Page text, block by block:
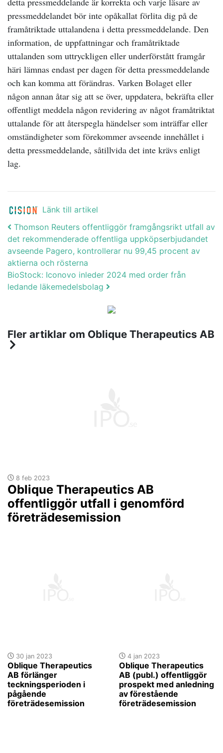
pressmeddelandet bör inte opåkallat förlita dig på de
framåtriktade uttalandena i detta pressmeddelande. Den
information, de uppfattningar och framåtriktade
uttalanden som uttryckligen eller underförstått framgår
häri lämnas endast per dagen för detta pressmeddelande
och kan komma att förändras. Varken Bolaget eller
någon annan åtar sig att se över, uppdatera, bekräfta eller
offentligt meddela någon revidering av något framåtriktat
uttalande för att återspegla händelser som inträffar eller
omständigheter som förekommer avseende innehållet i
detta pressmeddelande, såtillvida det inte krävs enligt
lag.
Länk till artikel
Post navigation
Thomson Reuters offentliggör framgångsrikt utfall av
det rekommenderade offentliga uppköpserbjudandet
avseende Pagero, kontrollerar nu 99,45 procent av
aktierna och rösterna
BioStock: Iconovo inleder 2024 med order från
ledande läkemedelsbolag
Fler artiklar om Oblique Therapeutics AB
8 feb 2023
Oblique Therapeutics AB
offentliggör utfall i genomförd
företrädesemission
30 jan 2023
Oblique Therapeutics
AB förlänger
teckningsperioden i
pågående
företrädesemission
4 jan 2023
Oblique Therapeutics
AB (publ.) offentliggör
prospekt med anledning
av förestående
företrädesemission